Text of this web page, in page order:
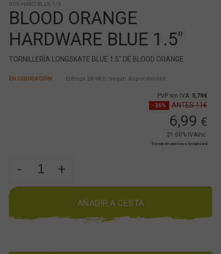
BOR-HARD-BLUE-1/5
BLOOD ORANGE
HARDWARE BLUE 1.5"
TORNILLERÍA LONGSKATE BLUE 1.5" DE BLOOD ORANGE
EN LIQUIDACIÓN Entrega 24/48 h. Según disponibilidad.
PVP sin IVA: 5,78€
-36%
ANTES 11€
6,99 €
21.00% IVAinc.
Tienda de patines y longboard
- +
AÑADIR A CESTA